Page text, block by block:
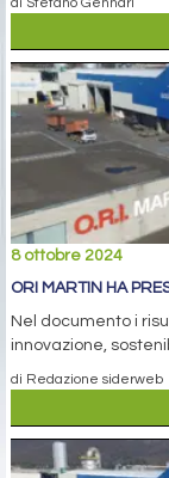
8 ottobre 2024
ORI MARTIN HA
Nel documento i
innovazione,
di Redazione siderweb